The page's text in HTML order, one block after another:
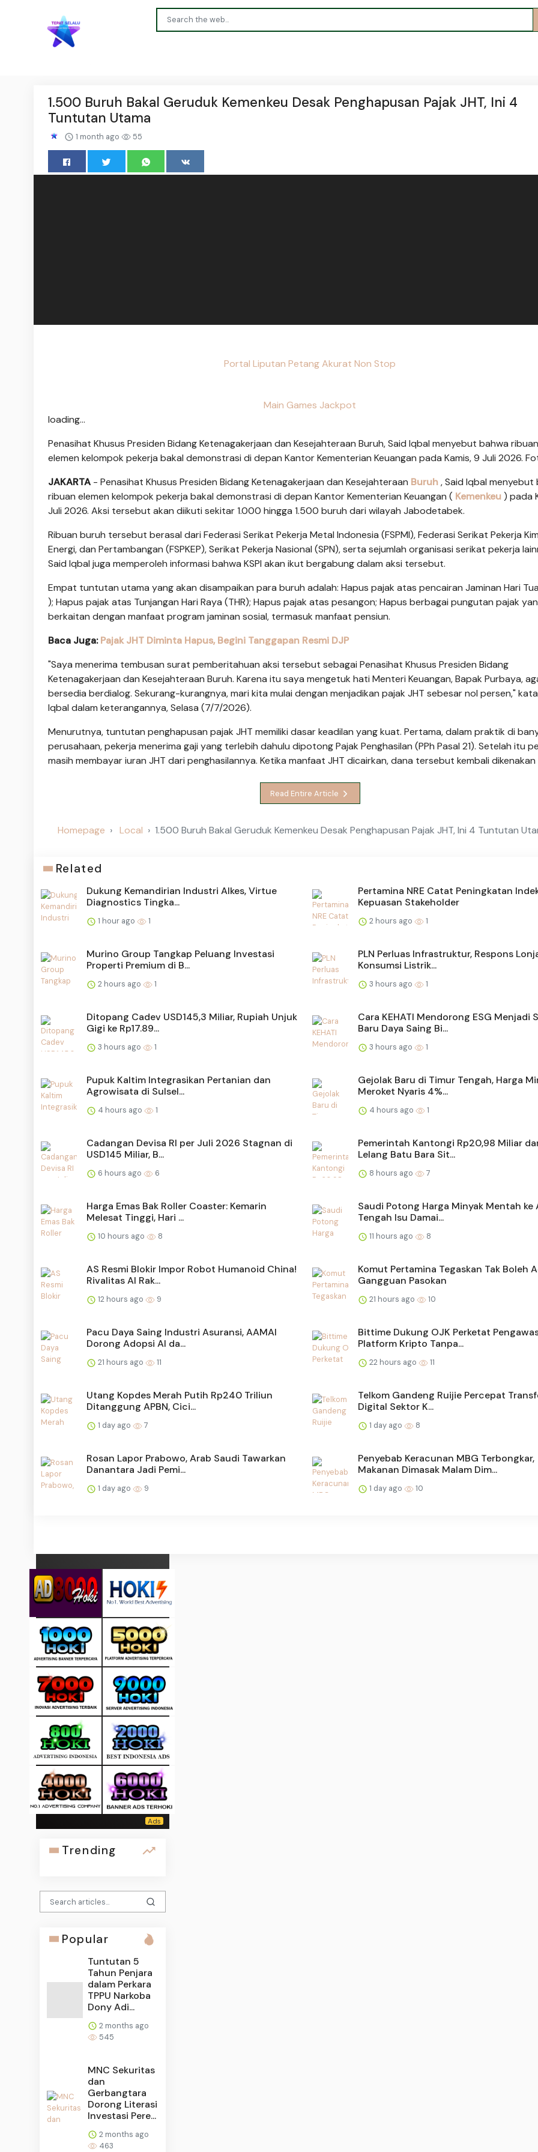
1.500 Buruh Bakal Geruduk Kemenkeu Desak Penghapusan Pajak JHT, Ini 4
Tuntutan Utama
1 month ago 55
Portal Liputan Petang Akurat Non Stop
Main Games Jackpot
loading...
Penasihat Khusus Presiden Bidang Ketenagakerjaan dan Kesejahteraan Buruh, Said Iqbal menyebut bahwa ribuan
elemen kelompok pekerja bakal demonstrasi di depan Kantor Kementerian Keuangan pada Kamis, 9 Juli 2026.
JAKARTA - Penasihat Khusus Presiden Bidang Ketenagakerjaan dan Kesejahteraan Buruh, Said Iqbal menyebut
ribuan elemen kelompok pekerja bakal demonstrasi di depan Kantor Kementerian Keuangan ( Kemenkeu) pada
Juli 2026. Aksi tersebut akan diikuti sekitar 1.000 hingga 1.500 buruh dari wilayah Jabodetabek.
Ribuan buruh tersebut berasal dari Federasi Serikat Pekerja Metal Indonesia (FSPMI), Federasi Serikat Pekerja
Energi, dan Pertambangan (FSPKEP), Serikat Pekerja Nasional (SPN), serta sejumlah organisasi serikat pekerja
Said Iqbal juga memperoleh informasi bahwa KSPI akan ikut bergabung dalam aksi tersebut.
Empat tuntutan utama yang akan disampaikan para buruh adalah: Hapus pajak atas pencairan Jaminan Hari
); Hapus pajak atas Tunjangan Hari Raya (THR); Hapus pajak atas pesangon; Hapus berbagai pungutan pajak
berkaitan dengan manfaat program jaminan sosial, termasuk manfaat pensiun.
Baca Juga:Pajak JHT Diminta Hapus, Begini Tanggapan Resmi DJP
"Saya menerima tembusan surat pemberitahuan aksi tersebut sebagai Penasihat Khusus Presiden Bidang
Ketenagakerjaan dan Kesejahteraan Buruh. Karena itu saya mengetuk hati Menteri Keuangan, Bapak Purbaya,
bersedia berdialog. Sekurang-kurangnya, mari kita mulai dengan menjadikan pajak JHT sebesar nol persen,"
Iqbal dalam keterangannya, Selasa (7/7/2026).
Menurutnya, tuntutan penghapusan pajak JHT memiliki dasar keadilan yang kuat. Pertama, dalam praktik di
perusahaan, pekerja menerima gaji yang terlebih dahulu dipotong Pajak Penghasilan (PPh Pasal 21). Setelah itu
masih membayar iuran JHT dari penghasilannya. Ketika manfaat JHT dicairkan, dana tersebut kembali dikenakan
Read Entire Article
Homepage Local 1.500 Buruh Bakal Geruduk Kemenkeu Desak Penghapusan Pajak JHT, Ini 4 Tuntutan
Related
Dukung Kemandirian Industri Alkes, Virtue
Diagnostics Tingka...
1 hour ago 1
Pertamina NRE Catat Peningkatan
Kepuasan Stakeholder
2 hours ago 1
Murino Group Tangkap Peluang Investasi
Properti Premium di B...
2 hours ago 1
PLN Perluas Infrastruktur, Respons
Konsumsi Listrik...
3 hours ago 1
Ditopang Cadev USD145,3 Miliar, Rupiah Unjuk
Gigi ke Rp17.89...
3 hours ago 1
Cara KEHATI Mendorong ESG Menjadi
Baru Daya Saing Bi...
3 hours ago 1
Pupuk Kaltim Integrasikan Pertanian dan
Agrowisata di Sulsel...
4 hours ago 1
Gejolak Baru di Timur Tengah, Harga
Meroket Nyaris 4%...
4 hours ago 1
Cadangan Devisa RI per Juli 2026 Stagnan di
USD145 Miliar, B...
6 hours ago 6
Pemerintah Kantongi Rp20,98 Miliar
Lelang Batu Bara Sit...
8 hours ago 7
Harga Emas Bak Roller Coaster: Kemarin
Melesat Tinggi, Hari ...
10 hours ago 8
Saudi Potong Harga Minyak Mentah ke
Tengah Isu Damai...
11 hours ago 8
AS Resmi Blokir Impor Robot Humanoid China!
Rivalitas AI Rak...
12 hours ago 9
Komut Pertamina Tegaskan Tak Boleh
Gangguan Pasokan
21 hours ago 10
Pacu Daya Saing Industri Asuransi, AAMAI
Dorong Adopsi AI da...
21 hours ago 11
Bittime Dukung OJK Perketat
Platform Kripto Tanpa...
22 hours ago 11
Utang Kopdes Merah Putih Rp240 Triliun
Ditanggung APBN, Cici...
1 day ago 7
Telkom Gandeng Ruijie Percepat
Digital Sektor K...
1 day ago 8
Rosan Lapor Prabowo, Arab Saudi Tawarkan
Danantara Jadi Pemi...
1 day ago 9
Penyebab Keracunan MBG Terbongkar,
Makanan Dimasak Malam Dim...
1 day ago 10
Trending
Popular
Tuntutan 5
Tahun Penjara
dalam Perkara
TPPU Narkoba
Dony Adi...
2 months ago
545
MNC Sekuritas
dan
Gerbangtara
Dorong Literasi
Investasi Pere...
2 months ago
463